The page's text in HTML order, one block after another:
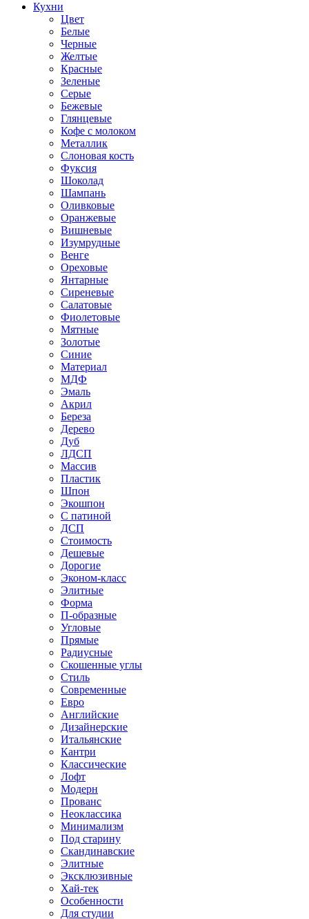
Кухни
Цвет
Белые
Черные
Желтые
Красные
Зеленые
Серые
Бежевые
Глянцевые
Кофе с молоком
Металлик
Слоновая кость
Фуксия
Шоколад
Шампань
Оливковые
Оранжевые
Вишневые
Изумрудные
Венге
Ореховые
Янтарные
Сиреневые
Салатовые
Фиолетовые
Мятные
Золотые
Синие
Материал
МДФ
Эмаль
Акрил
Береза
Дерево
Дуб
ЛДСП
Массив
Пластик
Шпон
Экошпон
С патиной
ДСП
Стоимость
Дешевые
Дорогие
Эконом-класс
Элитные
Форма
П-образные
Угловые
Прямые
Радиусные
Скошенные углы
Стиль
Современные
Евро
Английские
Дизайнерские
Итальянские
Кантри
Классические
Лофт
Модерн
Прованс
Неоклассика
Минимализм
Под старину
Скандинавские
Элитные
Эксклюзивные
Хай-тек
Особенности
Для студии